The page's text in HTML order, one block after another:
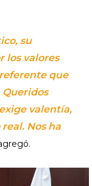
su
los valores
que
valentía,
Nos ha